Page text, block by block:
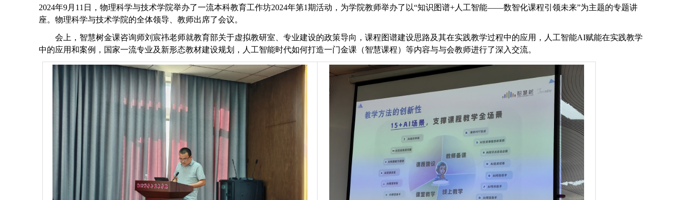
2024年9月11日，物理科学与技术学院举办了一流本科教育工作坊2024年第1期活动 ， 为学院教师举办了以“知识图谱+人工智能——数智化课程引领未来”为主题的专题讲
座。物理科学与技术学院的全体领导、教师出席了会议。
会上，智慧树金课咨询师刘宸祎老师就教育部关于虚拟教研室、专业建设的政策导向，课程图谱建设思路及其在实践教学过程中的应用，人工智能AI赋能在实践教学
中的应用和案例，国家一流专业及新形态教材建设规划，人工智能时代如何打造一门金课（智慧课程）等内容与与会教师进行了深入交流。